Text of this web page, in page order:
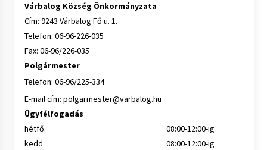
Várbalog Község Önkormányzata
Cím: 9243 Várbalog Fő u. 1.
Telefon: 06-96-226-035
Fax: 06-96/226-035
Polgármester
Telefon: 06-96/225-334
E-mail cím: polgarmester@varbalog.hu
Ügyfélfogadás
hétfő
08:00-12:00-ig
kedd
08:00-12:00-ig